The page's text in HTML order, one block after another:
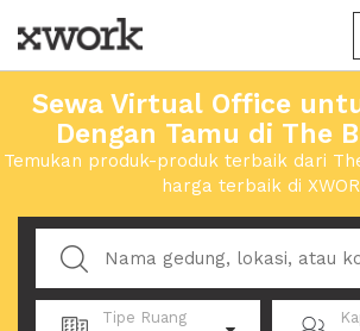
Sewa Virtual Office
Dengan Tamu di The
Temukan produk-produk terbaik dari
harga terbaik di
Tipe Ruang